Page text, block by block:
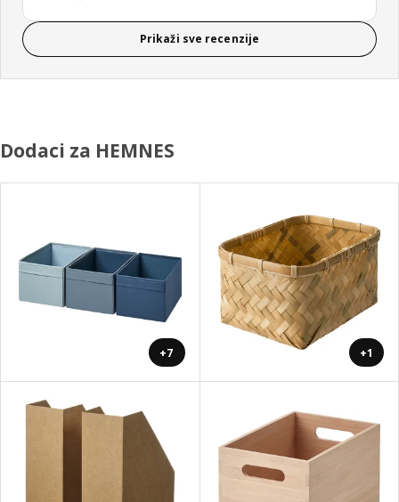
Prikaži sve recenzije
Dodaci za HEMNES
+7 +1